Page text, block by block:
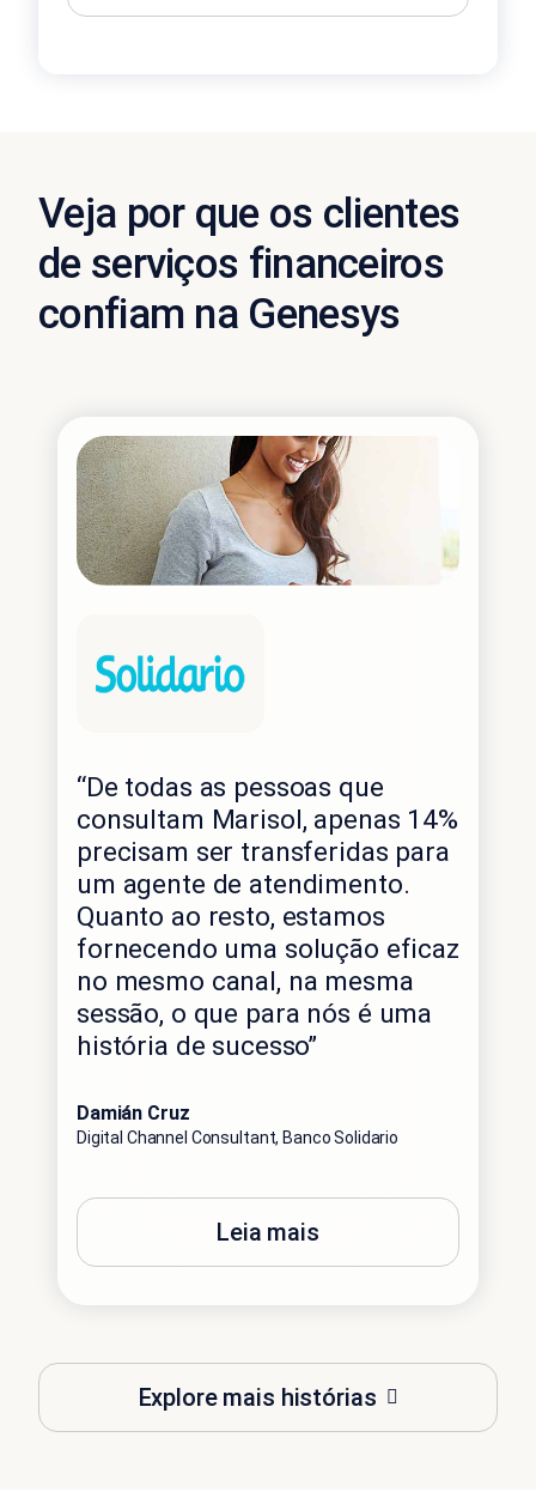
Veja por que os clientes
de serviços financeiros
confiam na Genesys
Explore mais histórias
“De todas as pessoas que
consultam Marisol, apenas 14%
precisam ser transferidas para
um agente de atendimento.
Quanto ao resto, estamos
fornecendo uma solução eficaz
no mesmo canal, na mesma
sessão, o que para nós é uma
história de sucesso”
Damián Cruz
Digital Channel Consultant, Banco Solidario
Leia mais